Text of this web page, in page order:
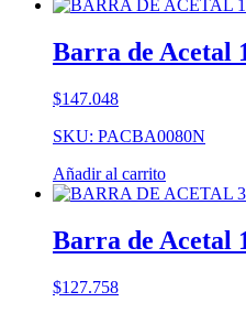
Barra de Acetal
$147.048
SKU: PACBA0080N
Añadir al carrito
Barra de Acetal
$127.758